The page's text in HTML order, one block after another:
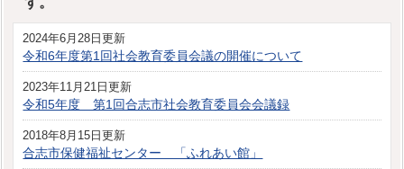
2024年6月28日更新
令和6年度第1回社会教育委員会議の開催について
2023年11月21日更新
令和5年度 第1回合志市社会教育委員会会議録
2018年8月15日更新
合志市保健福祉センター 「ふれあい館」